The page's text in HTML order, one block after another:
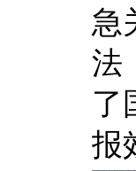
急
法
了
报